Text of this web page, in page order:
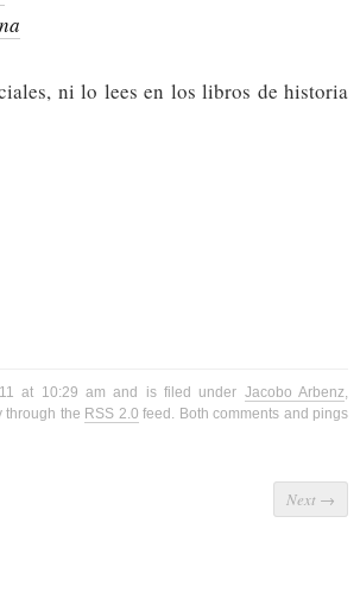
ni lo lees en los libros de historia
at 10:29 am and is filed under Jacobo Arbenz,
through the RSS 2.0 feed. Both comments and pings
Next →